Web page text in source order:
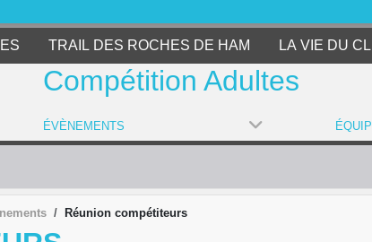
TRAIL DES ROCHES DE HAM LA VIE DU
Compétition Adultes
ÉVÈNEMENTS
Réunion compétiteurs